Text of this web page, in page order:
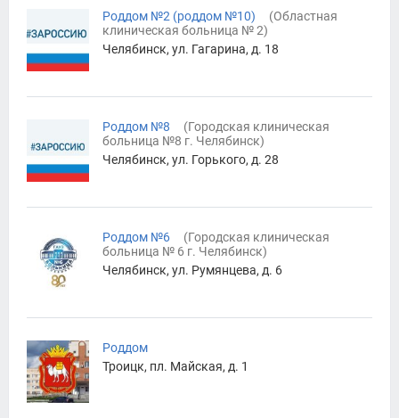
Роддом №2 (роддом №10) (Областная
клиническая больница № 2)
Челябинск, ул. Гагарина, д. 18
Роддом №8 (Городская клиническая
больница №8 г. Челябинск)
Челябинск, ул. Горького, д. 28
Роддом №6 (Городская клиническая
больница № 6 г. Челябинск)
Челябинск, ул. Румянцева, д. 6
Роддом
Троицк, пл. Майская, д. 1